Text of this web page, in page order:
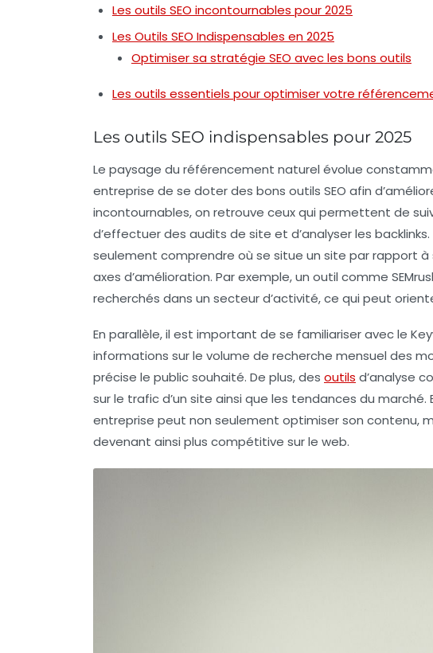
Les outils SEO incontournables pour 2025
Les Outils SEO Indispensables en 2025
Optimiser sa stratégie SEO avec les bons outils
Les outils essentiels pour optimiser votre
Les outils SEO indispensables pour 2025
Le paysage du référencement naturel évolue
entreprise de se doter des bons outils SEO afin
incontournables, on retrouve ceux qui permettent de
d’effectuer des audits de site et d’analyser les backlinks
seulement comprendre où se situe un site par rapport
axes d’amélioration. Par exemple, un outil comme
recherchés dans un secteur d’activité, ce qui peut
En parallèle, il est important de se familiariser avec le
informations sur le volume de recherche mensuel des
précise le public souhaité. De plus, des outils d’analyse
sur le trafic d’un site ainsi que les tendances du
entreprise peut non seulement optimiser son contenu,
devenant ainsi plus compétitive sur le web.